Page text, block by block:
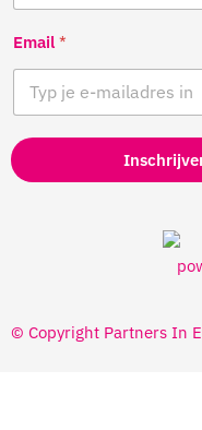
Email *
© Copyright Partners In